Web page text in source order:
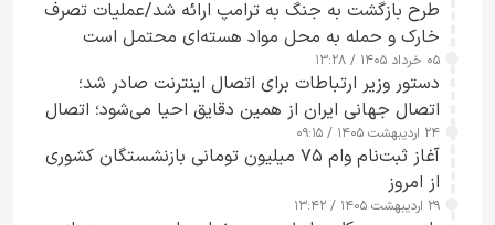
طرح‌ بازگشت به جنگ به ترامپ ارائه شد/عملیات تصرف
خارک و حمله به محل مواد هسته‌ای محتمل است
۰۵ خرداد ۱۴۰۵ / ۱۳:۲۸
دستور وزیر ارتباطات برای اتصال اینترنت صادر شد؛
اتصال جهانی ایران از همین دقایق احیا می‌شود؛ اتصال
کامل مردم تا ۲۴ ساعت آینده
۲۴ اردیبهشت ۱۴۰۵ / ۰۹:۱۵
آغاز ثبت‌نام وام ۷۵ میلیون تومانی بازنشستگان کشوری
از امروز
۲۹ اردیبهشت ۱۴۰۵ / ۱۳:۴۲